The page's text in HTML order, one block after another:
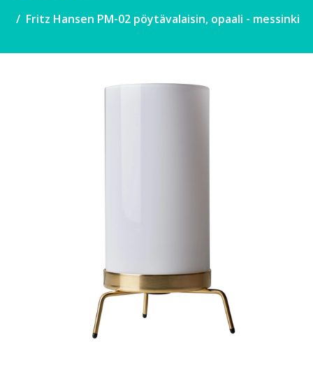
Fritz Hansen PM-02 pöytävalaisin, opaali - messinki